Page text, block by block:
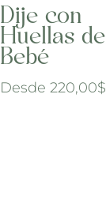
Dije con
Huellas de
Bebé
Desde 220,00$